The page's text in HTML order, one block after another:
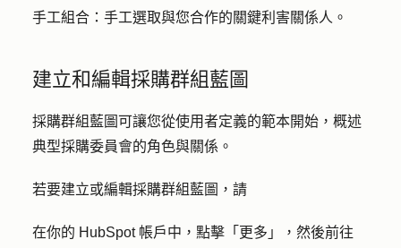
手工組合： 手工選取與您合作的關鍵利害關係人。
建立和編輯採購群組藍圖
採購群組藍圖可讓您從使用者定義的範本開始，概述
典型採購委員會的角色與關係。
若要建立或編輯採購群組藍圖，請
在你的 HubSpot 帳戶中，點擊 「更多」
，然後前往